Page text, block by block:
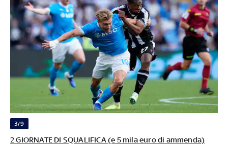
3/9
2 GIORNATE DI SQUALIFICA (e 5 mila euro di ammenda)